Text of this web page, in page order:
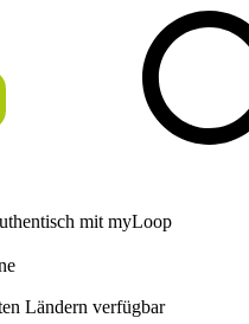
mit myLoop
Ländern verfügbar